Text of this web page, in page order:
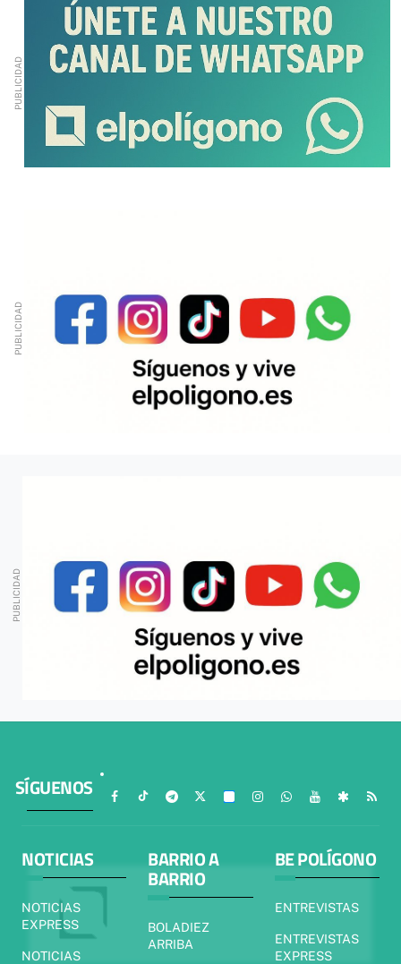
SÍGUENOS
NOTICIAS
NOTICIAS
EXPRESS
NOTICIAS
BARRIO A
BARRIO
BOLADIEZ
ARRIBA
BE POLÍGONO
ENTREVISTAS
ENTREVISTAS
EXPRESS